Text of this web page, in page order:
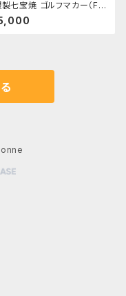
七宝焼 ゴルフマカー（FA
）